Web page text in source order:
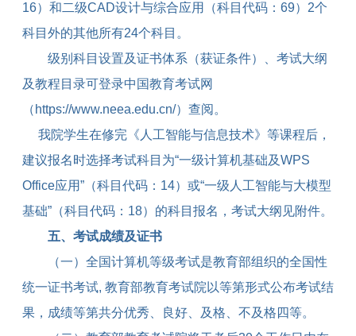
16）和二级CAD设计与综合应用（科目代码： 69） 2个
科目外的其他所有24个科目。
级别科目设置及证书体系（获证条件）、考试大纲
及教程目录可登录中国教育考试网
（ https://www.neea.edu.cn/）查阅。
我院学生在修完《人工智能与信息技术》等课程后，
建议报名时选择考试科目为“一级计算机基础及WPS
Office应用”（科目代码： 14）或“一级人工智能与大模型
基础”（科目代码： 18）的科目报名，考试大纲见附件。
五、考试成绩及证书
（一）全国计算机等级考试是教育部组织的全国性
统一证书考试, 教育部教育考试院以等第形式公布考试结
果，成绩等第共分优秀、良好、及格、不及格四等。